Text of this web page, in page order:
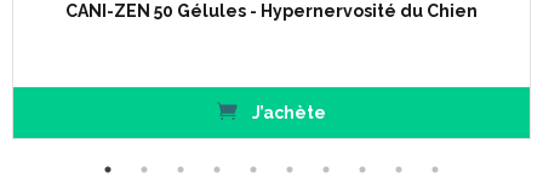
CANI-ZEN 50 Gélules - Hypernervosité du Chien
J’achète